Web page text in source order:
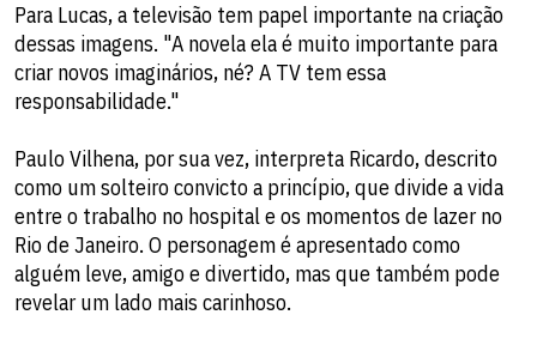
Para Lucas, a televisão tem papel importante na criação
dessas imagens. "A novela ela é muito importante para
criar novos imaginários, né? A TV tem essa
responsabilidade."
Paulo Vilhena, por sua vez, interpreta Ricardo, descrito
como um solteiro convicto a princípio, que divide a vida
entre o trabalho no hospital e os momentos de lazer no
Rio de Janeiro. O personagem é apresentado como
alguém leve, amigo e divertido, mas que também pode
revelar um lado mais carinhoso.